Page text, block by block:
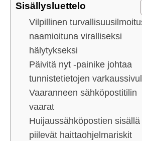
Sisällysluettelo
Vilpillinen
naamioituna viralliseksi
hälytykseksi
Päivitä nyt -painike johtaa
tunnistetietojen
Vaaranneen sähköpostitilin
vaarat
Huijaussähköpostien sisällä
piilevät haittaohjelmariskit